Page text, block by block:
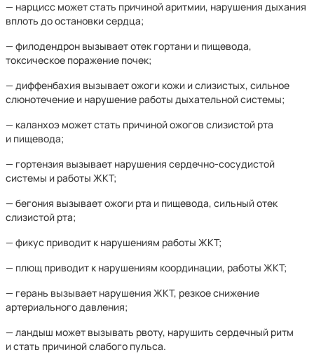
— нарцисс может стать причиной аритмии, нарушения дыхания
вплоть до остановки сердца;
— филодендрон вызывает отек гортани и пищевода,
токсическое поражение почек;
— диффенбахия вызывает ожоги кожи и слизистых, сильное
слюнотечение и нарушение работы дыхательной системы;
— каланхоэ может стать причиной ожогов слизистой рта
и пищевода;
— гортензия вызывает нарушения сердечно-сосудистой
системы и работы ЖКТ;
— бегония вызывает ожоги рта и пищевода, сильный отек
слизистой рта;
— фикус приводит к нарушениям работы ЖКТ;
— плющ приводит к нарушениям координации, работы ЖКТ;
— герань вызывает нарушения ЖКТ, резкое снижение
артериального давления;
— ландыш может вызывать рвоту, нарушить сердечный ритм
и стать причиной слабого пульса.